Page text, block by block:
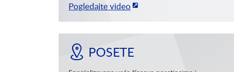
Pogledajte video
POSETE